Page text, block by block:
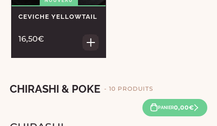
CEVICHE YELLOWTAIL
16,50€
CHIRASHI & POKE - 10 PRODUITS
PANIER0,00€